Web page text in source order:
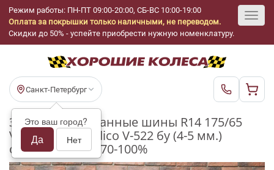
Режим работы: ПН-ПТ 09:00-20:00, СБ-ВС 10:00-19:00
Оплата за покрышки только наличными, не переводом.
Скидки до 50% - успейте приобрести нужную номенклатуру.
Санкт-Петербург
Это ваш город?
Да Нет
Зимние шипованные шины R14 175/65
Viatti Brina Nordico V-522 бу (4-5 мм.)
остаток шипов 70-100%